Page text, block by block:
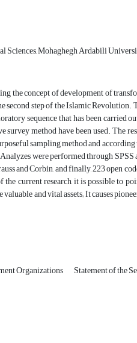
Sciences, Mohaghegh Ardabili
the concept of development of
step of the Islamic Revolution.
sequence that has been carried
method have been used. The
sampling method and
were performed through
and Corbin, and finally, 223 open
current research, it is possible to
and vital assets; It causes
Organizations Statement of the